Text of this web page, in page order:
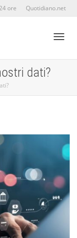
ore Quotidiano.net
dati?